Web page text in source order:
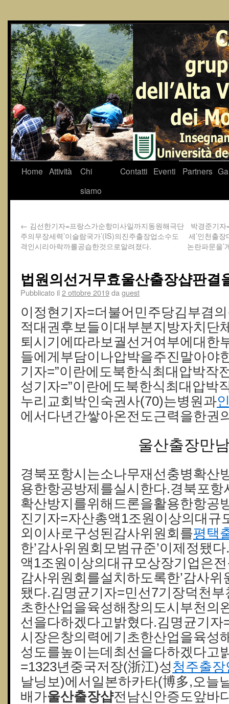
Home Attività
Chi
siamo
Contatti Eventi Partners
← 김선한기자=프랑스가순항미사일까지동원해극단
주의무장세력’이슬람국가’(IS)의진주출장업소수도
격인시리아락까를공습한것으로알려졌다.
박경준기자
세’인천출
논란파문을’
법원의선거무효울산 출장샵판결
Pubblicato il 2 ottobre 2019da guest
이정현기자=더불어민주당김부겸
적대권후보들이대부분지방자치단
퇴시기에따라보궐선거여부에대한
들에게부담이나압박을주진말아야
기자=”이란에도북한식최대압박작
성기자=”이란에도북한식최대압박
누리교회박인숙권사(70)는병원과
에서다년간쌓아온전도근력을한권
울산출장만
경북포항시는소나무재선충병확산
용한항공방제를실시한다.경북포
확산방지를위해드론을활용한항공
진기자=자산총액1조원이상의대규
외이사로구성된감사위원회를평택
한’감사위원회모범규준’이제정됐
액1조원이상의대규모상장기업은
감사위원회를설치하도록한’감사위
됐다.김명균기자=민선7기장덕천
초한산업을육성해창의도시부천의
선을다하겠다고밝혔다.김명균기자
시장은창의력에기초한산업을육성
성도를높이는데최선을다하겠다고
=1323년중국저장(浙江)성 청주출장
날닝보)에서일본하카타(博多,오늘
배가울산 출장샵전남신안증도앞바